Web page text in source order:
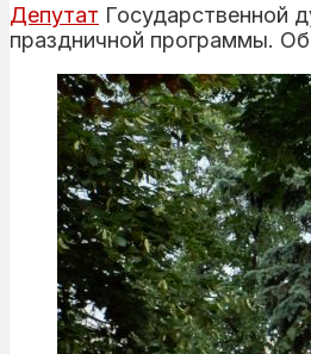
Депутат Государственной
праздничной программы.